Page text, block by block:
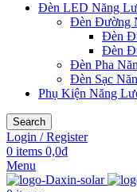
Đèn LED Năng
Đèn Đường
Đèn
Đèn
Đèn Pha
Đèn Sạc
Phụ Kiện Năng
Search
Login / Register
0 items 0,0₫
Menu